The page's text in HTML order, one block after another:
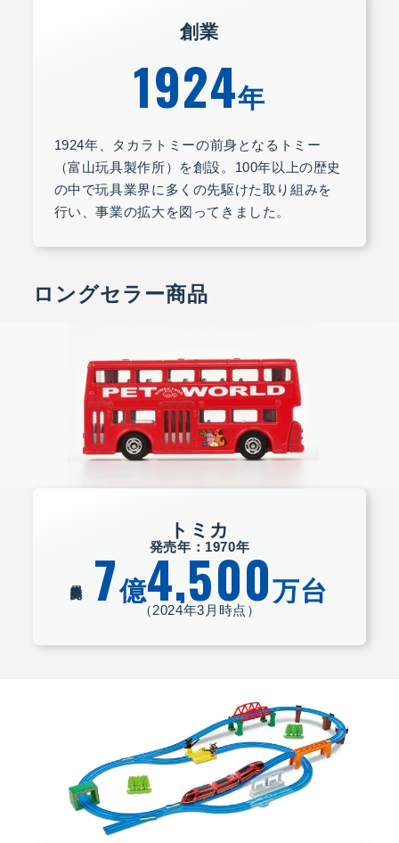
創業
1924年
1924年、タカラトミーの前身となるトミー
（富山玩具製作所）を創設。100年以上の歴史
の中で玩具業界に多くの先駆けた取り組みを
行い、事業の拡大を図ってきました。
ロングセラー商品
トミカ
発売年：1970年
7億4,500万台
（2024年3月時点）